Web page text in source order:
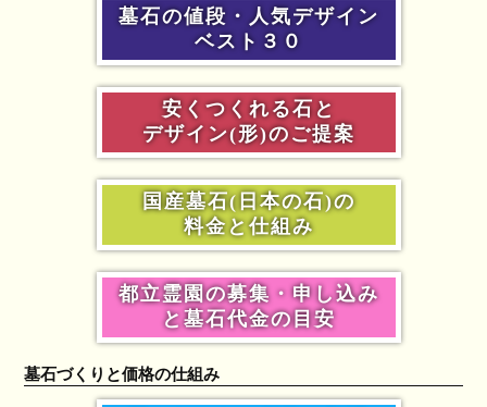
墓石の値段・人気デザイン
ベスト３０
安くつくれる石と
デザイン(形)のご提案
国産墓石(日本の石)の
料金と仕組み
都立霊園の募集・申し込み
と墓石代金の目安
墓石づくりと価格の仕組み